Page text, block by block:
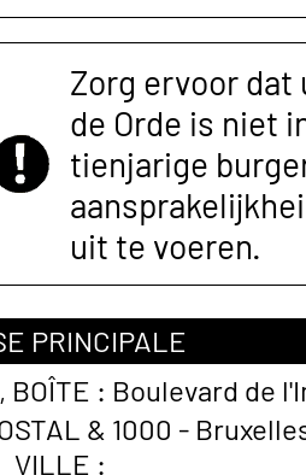
Zorg ervoor
de Orde is niet
tienjarige
uit te voeren.
PRINCIPALE
BOÎTE : Boulevard de
&
VILLE :
1000 -